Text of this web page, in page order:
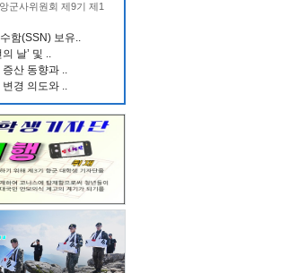
군사위원회 제9기 제1
함(SSN) 보유..
날’ 및 ..
산 동향과 ..
경 의도와 ..